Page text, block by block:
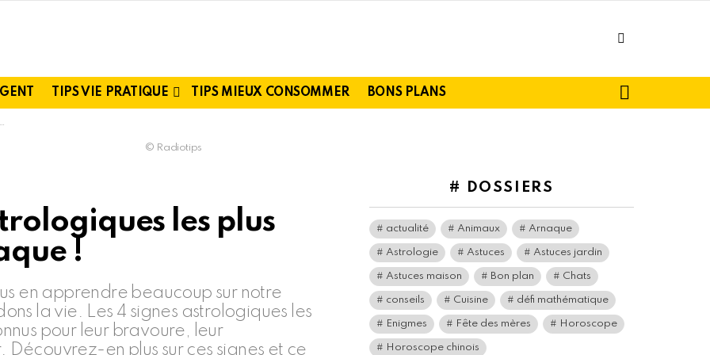
TIPS VIE PRATIQUE TIPS MIEUX CONSOMMER BONS PLANS
© Radiotips
les plus
!
en apprendre beaucoup sur notre
la vie. Les 4 signes astrologiques les
pour leur bravoure, leur
en plus sur ces signes et ce
# DOSSIERS
actualité Animaux Arnaque
Astrologie Astuces Astuces jardin
Astuces maison Bon plan Chats
conseils Cuisine défi mathématique
Enigmes Fête des mères Horoscope
Horoscope chinois